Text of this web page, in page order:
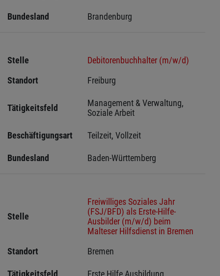
Bundesland Brandenburg
Stelle
Debitorenbuchhalter (m/w/d)
Standort
Freiburg
Tätigkeitsfeld
Management & Verwaltung,
Soziale Arbeit
Beschäftigungsart Teilzeit, Vollzeit
Bundesland Baden-Württemberg
Stelle
Freiwilliges Soziales Jahr
(FSJ/BFD) als Erste-Hilfe-
Ausbilder (m/w/d) beim
Malteser Hilfsdienst in Bremen
Standort
Bremen
Tätigkeitsfeld Erste Hilfe Ausbildung